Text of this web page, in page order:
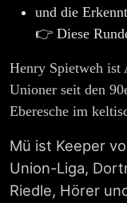
und die
👉 Diese
Henry Spietweh ist
Unioner seit den
Eberesche im
Mü ist Keeper
Union-Liga,
Riedle, Hörer